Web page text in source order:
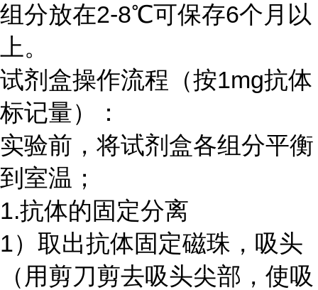
组分放在2-8℃可保存6个月以
上。
试剂盒操作流程（按1mg抗体
标记量）：
实验前，将试剂盒各组分平衡
到室温；
1.抗体的固定分离
1）取出抗体固定磁珠，吸头
（用剪刀剪去吸头尖部，使吸